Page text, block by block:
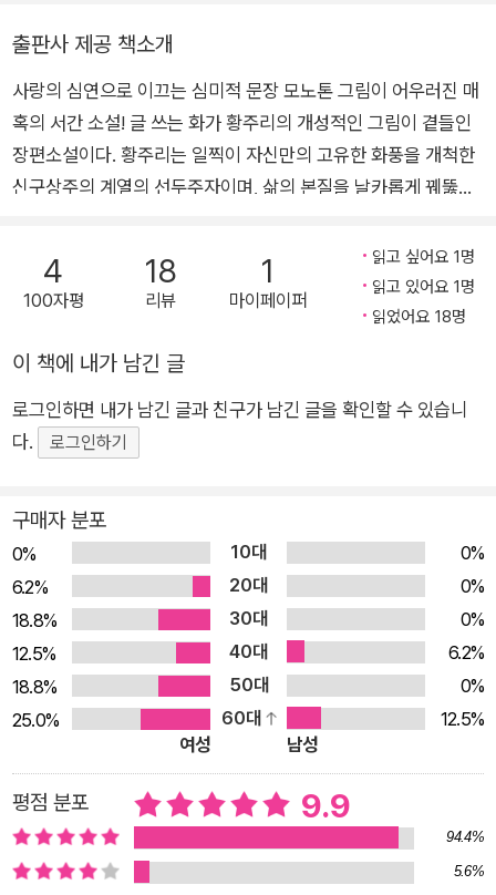
있다.
출판사 제공 책소개
사랑의 심연으로 이끄는 심미적 문장 모노톤 그림이 어우러진 매
혹의 서간 소설! 글 쓰는 화가 황주리의 개성적인 그림이 곁들인
장편소설이다. 황주리는 일찍이 자신만의 고유한 화풍을 개척한
신구상주의 계열의 선두주자이며, 삶의 본질을 날카롭게 꿰뚫는
해 교류하는 두 인물의 편지들로 구성된다. 여성인 한국인 화가와
남성인 아프가니스탄계 미국인 외과 의사가 그 주인공이며, 영화
〈바그다드 카페〉가 두 사람을 연결하고 이야기를 끌어가는 촉매
사이에 연정이 싹트긴 하지만, 이 소설은 일반적인 연애소설과는
상당한 차이가 있다. 두 인물은 끊임없이 폭력으로 물든 세상을
관조하고, 사랑의 진정한 의미를 탐색하며, 주변과 일상을 성찰한
의 본질에 대한 깊은 이해가 유려하고 심미적인 문장으로 드러난
력을 자극하는 지적인 대화와 매혹적인 서간체가 빛을 발하는 소
더욱 아름답던 시절, 내 어깨를 어루만져준 영화 한 편으로부터
이 편지는 시작된다.” 이야기는 오래전 뉴욕의 한 화랑에서 스쳐
지났던 두 사람이 SNS에서 다시 만나 대화를 이어가며 전개된
다. 화가와 의사라는 이질적인 직업을 가지고 있는 두 사람이 서
영화 〈바그다드 카페〉다. 이후 두 사람은 서로에 대한 애정을 확
인하게 되지만, 단 한 번도 만남도 이루어지지는 않는다. 아니, 애
초에 두 사람은 만날 수 없는 존재였다. 독자는 소설 말미의 반전
4
100자평
18
리뷰
1
마이페이퍼
읽고 싶어요 1명
읽고 있어요 1명
읽었어요 18명
이 책에 내가 남긴 글
로그인하면 내가 남긴 글과 친구가 남긴 글을 확인할 수 있습니
다.
로그인하기
구매자 분포
0% 10대
0%
6.2%
20대
0%
18.8%
30대
0%
12.5%
40대
6.2%
18.8%
50대
0%
25.0%
60대
12.5%
여성
남성
평점 분포 9.9
94.4%
5.6%